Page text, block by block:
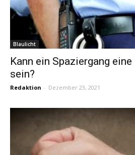
Blaulicht
Kann ein Spaziergang
sein?
Redaktion - Dezember 23, 2021